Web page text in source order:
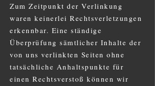
Zum Zeitpunkt der Verlinkung
waren keinerlei Rechtsverletzungen
erkennbar. Eine ständige
Überprüfung sämtlicher Inhalte der
von uns verlinkten Seiten ohne
tatsächliche Anhaltspunkte für
einen Rechtsverstoß können wir